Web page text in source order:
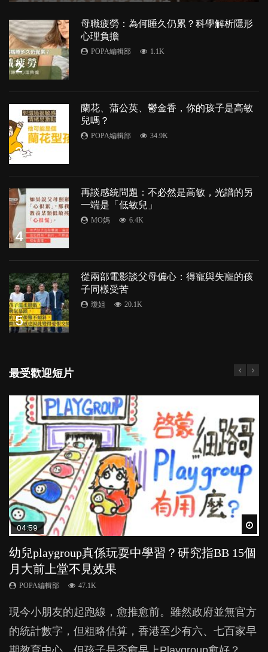
2
母職疲勞：為何睡久仍累？科學解析隱形
心理負擔
POPA編輯部 1.1K
3
蘭花、蒲公英、鬱金香，你的孩子是高敏
兒嗎？
POPA編輯部 34.9K
4
再談感統問題：不必然是高敏，光譜的另
一端是「低敏兒」
MO媽 6.4K
5
從兩部電影談父母偏心：得寵與失寵的孩
子同樣受苦
瓊姐 20.1K
最受歡迎短片
04:59
幼兒playgroup真係玩耍中學習？研究指BB 15個
月大前上堂不見效果
POPA編輯部 47.1K
現今小朋友的起跑線，愈推愈前。雖然政府並無官方
的統計數字，但粗略估算，香港至少有六、七百家早
03:39
幼稚園遊戲課 如何刺激幼兒自發學習取代獎勵
與懲罰？
POPA編輯部 33.1K
由美國學者所創的 tools of the mind 課程，學生以遊
戲方式學習，學術能力和自制能力亦明顯比其他小朋
04:06
全職好？在職好？｜全職媽媽與在職媽媽的壓
力與價值
POPA編輯部 25.8K
許多媽媽心底可能都有一刻掙扎過：究竟全職好，還
是在職好。雖說每個家庭都有自己的獨特狀況和考慮
03:02
老公患產後憂鬱症對BB的影響
POPA編輯部 15.9K
鬱，影響日常生活，嚴重的甚至會有自殺，或傷害小
朋友的念頭。但為何爸爸患上產後抑鬱往往難以察
04:18
凡事以BB為中心，就係好爸媽？｜別忽視父母
的身心虛耗
POPA編輯部 31.5K
父母日夜無間、身心俱疲地照顧BB，如何做到正向
教養？部份父母更會為了小朋友放棄自己的嗜好、減